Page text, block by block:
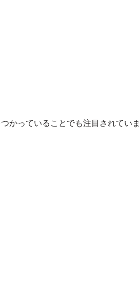
かっていることでも注目されていま